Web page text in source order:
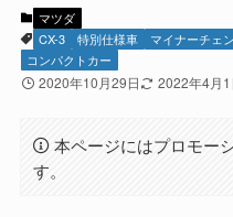
マツダ
CX-3
特別仕様車 マイナーチェ
コンパクトカー
2020年10月29日 2022年4月1
本ページにはプロモー
す。